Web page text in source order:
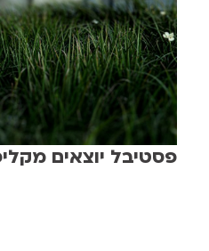
פסטיבל יוצאים